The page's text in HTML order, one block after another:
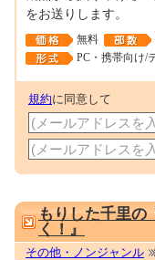
をお送りします。
無料
PC・携帯向け/
規約に同意して
もりした千里の
く！』
その他・ノンジャンル